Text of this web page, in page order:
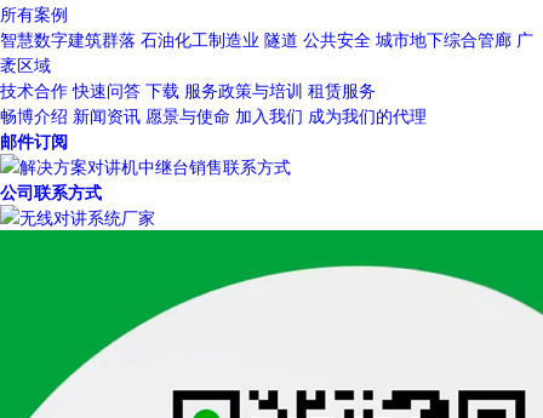
所有案例
智慧数字建筑群落 石油化工制造业 隧道 公共安全 城市地下综合管廊 广
袤区域
技术合作 快速问答 下载 服务政策与培训 租赁服务
畅博介绍 新闻资讯 愿景与使命 加入我们 成为我们的代理
邮件订阅
公司联系方式